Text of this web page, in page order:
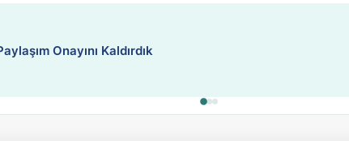
Onayını Kaldırdık